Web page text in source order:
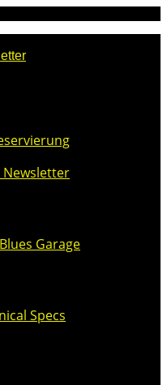
Newsletter
Garage
Specs